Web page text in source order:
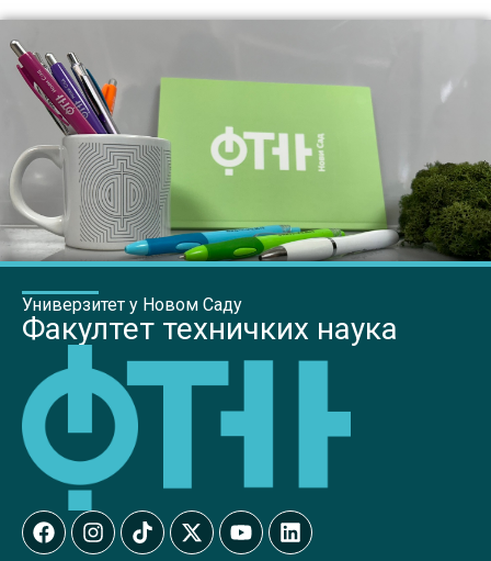
Универзитет у Новом Саду
Факултет техничких наука